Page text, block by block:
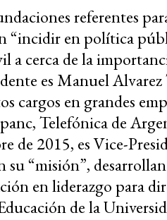
referentes
“incidir en política
a cerca de la
es Manuel
cargos en grandes
Telefónica de
de 2015, es Vice-
“misión”,
en liderazgo para
de la